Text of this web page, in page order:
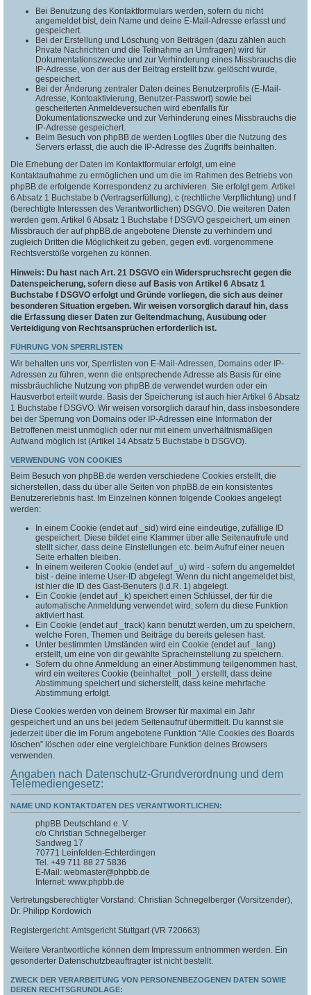
Bei Benutzung des Kontaktformulars werden, sofern du nicht
angemeldet bist, dein Name und deine E-Mail-Adresse erfasst und
gespeichert.
Bei der Erstellung und Löschung von Beiträgen (dazu zählen auch
Private Nachrichten und die Teilnahme an Umfragen) wird für
Dokumentationszwecke und zur Verhinderung eines Missbrauchs die
IP-Adresse, von der aus der Beitrag erstellt bzw. gelöscht wurde,
gespeichert.
Bei der Änderung zentraler Daten deines Benutzerprofils (E-Mail-
Adresse, Kontoaktivierung, Benutzer-Passwort) sowie bei
gescheiterten Anmeldeversuchen wird ebenfalls für
Dokumentationszwecke und zur Verhinderung eines Missbrauchs die
IP-Adresse gespeichert.
Beim Besuch von phpBB.de werden Logfiles über die Nutzung des
Servers erfasst, die auch die IP-Adresse des Zugriffs beinhalten.
Die Erhebung der Daten im Kontaktformular erfolgt, um eine
Kontaktaufnahme zu ermöglichen und um die im Rahmen des Betriebs von
phpBB.de erfolgende Korrespondenz zu archivieren. Sie erfolgt gem. Artikel
6 Absatz 1 Buchstabe b (Vertragserfüllung), c (rechtliche Verpflichtung) und f
(berechtigte Interessen des Verantwortlichen) DSGVO. Die weiteren Daten
werden gem. Artikel 6 Absatz 1 Buchstabe f DSGVO gespeichert, um einen
Missbrauch der auf phpBB.de angebotene Dienste zu verhindern und
zugleich Dritten die Möglichkeit zu geben, gegen evtl. vorgenommene
Rechtsverstöße vorgehen zu können.
Hinweis: Du hast nach Art. 21 DSGVO ein Widerspruchsrecht gegen die
Datenspeicherung, sofern diese auf Basis von Artikel 6 Absatz 1
Buchstabe f DSGVO erfolgt und Gründe vorliegen, die sich aus deiner
besonderen Situation ergeben. Wir weisen vorsorglich darauf hin, dass
die Erfassung dieser Daten zur Geltendmachung, Ausübung oder
Verteidigung von Rechtsansprüchen erforderlich ist.
FÜHRUNG VON SPERRLISTEN
Wir behalten uns vor, Sperrlisten von E-Mail-Adressen, Domains oder IP-
Adressen zu führen, wenn die entsprechende Adresse als Basis für eine
missbräuchliche Nutzung von phpBB.de verwendet wurden oder ein
Hausverbot erteilt wurde. Basis der Speicherung ist auch hier Artikel 6 Absatz
1 Buchstabe f DSGVO. Wir weisen vorsorglich darauf hin, dass insbesondere
bei der Sperrung von Domains oder IP-Adressen eine Information der
Betroffenen meist unmöglich oder nur mit einem unverhältnismäßigen
Aufwand möglich ist (Artikel 14 Absatz 5 Buchstabe b DSGVO).
VERWENDUNG VON COOKIES
Beim Besuch von phpBB.de werden verschiedene Cookies erstellt, die
sicherstellen, dass du über alle Seiten von phpBB.de ein konsistentes
Benutzererlebnis hast. Im Einzelnen können folgende Cookies angelegt
werden:
In einem Cookie (endet auf _sid) wird eine eindeutige, zufällige ID
gespeichert. Diese bildet eine Klammer über alle Seitenaufrufe und
stellt sicher, dass deine Einstellungen etc. beim Aufruf einer neuen
Seite erhalten bleiben.
In einem weiteren Cookie (endet auf _u) wird - sofern du angemeldet
bist - deine interne User-ID abgelegt. Wenn du nicht angemeldet bist,
ist hier die ID des Gast-Benuters (i.d.R. 1) abgelegt.
Ein Cookie (endet auf _k) speichert einen Schlüssel, der für die
automatische Anmeldung verwendet wird, sofern du diese Funktion
aktiviert hast.
Ein Cookie (endet auf _track) kann benutzt werden, um zu speichern,
welche Foren, Themen und Beiträge du bereits gelesen hast.
Unter bestimmten Umständen wird ein Cookie (endet auf _lang)
erstellt, um eine von dir gewählte Spracheinstellung zu speichern.
Sofern du ohne Anmeldung an einer Abstimmung teilgenommen hast,
wird ein weiteres Cookie (beinhaltet _poll_) erstellt, dass deine
Abstimmung speichert und sicherstellt, dass keine mehrfache
Abstimmung erfolgt.
Diese Cookies werden von deinem Browser für maximal ein Jahr
gespeichert und an uns bei jedem Seitenaufruf übermittelt. Du kannst sie
jederzeit über die im Forum angebotene Funktion “Alle Cookies des Boards
löschen” löschen oder eine vergleichbare Funktion deines Browsers
verwenden.
Angaben nach Datenschutz-Grundverordnung und dem
Telemediengesetz:
NAME UND KONTAKTDATEN DES VERANTWORTLICHEN:
phpBB Deutschland e. V.
c/o Christian Schnegelberger
Sandweg 17
70771 Leinfelden-Echterdingen
Tel. +49 711 88 27 5836
E-Mail: webmaster@phpbb.de
Internet: www.phpbb.de
Vertretungsberechtigter Vorstand: Christian Schnegelberger (Vorsitzender),
Dr. Philipp Kordowich
Registergericht: Amtsgericht Stuttgart (VR 720663)
Weitere Verantwortliche können dem Impressum entnommen werden. Ein
gesonderter Datenschutzbeauftragter ist nicht bestellt.
ZWECK DER VERARBEITUNG VON PERSONENBEZOGENEN DATEN SOWIE
DEREN RECHTSGRUNDLAGE: